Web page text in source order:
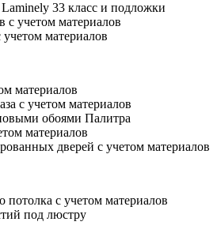
33 класс и подложки
учетом материалов
материалов
материалов
с учетом материалов
обоями Палитра
материалов
дверей с учетом материалов
с учетом материалов
под люстру